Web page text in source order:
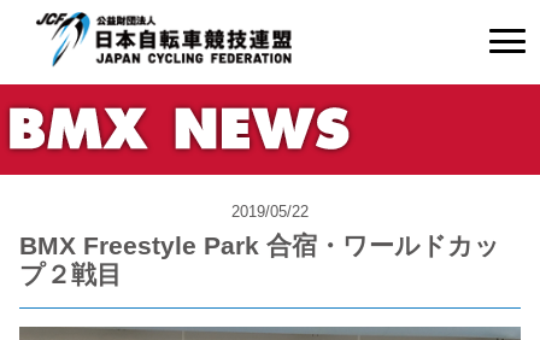
2019/05/22
BMX Freestyle Park 合宿・ワールドカッ
プ２戦目